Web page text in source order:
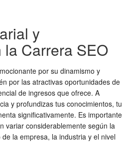
y
Carrera SEO
por su dinamismo y
por las atractivas oportunidades de
de ingresos que ofrece. A
y profundizas tus conocimientos, tu
significativamente. Es importante
variar considerablemente según la
la empresa, la industria y el nivel